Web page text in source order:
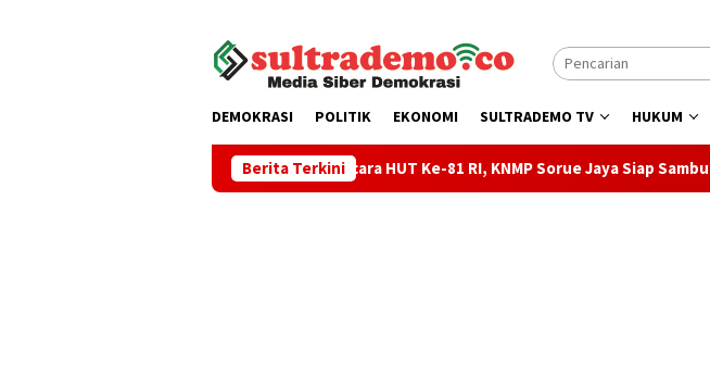
DEMOKRASI POLITIK EKONOMI SULTRADEMO TV HUKUM
Berita Terkini
Matangkan Persiapan Upacara HUT Ke-81 RI, KNMP Sorue Jaya Siap Sambut Menteri KKP